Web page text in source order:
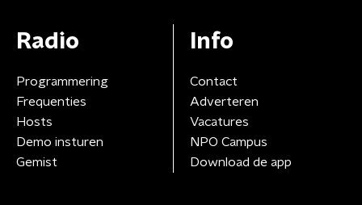
Radio
Programmering
Frequenties
Hosts
Demo insturen
Gemist
Info
Contact
Adverteren
Vacatures
NPO Campus
Download de app